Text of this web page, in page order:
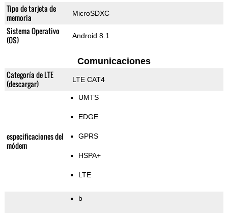
Tipo de tarjeta de
memoria
MicroSDXC
Sistema Operativo
(OS)
Android 8.1
Comunicaciones
Categoría de LTE
(descargar)
LTE CAT4
especificaciones del
módem
UMTS
EDGE
GPRS
HSPA+
LTE
b